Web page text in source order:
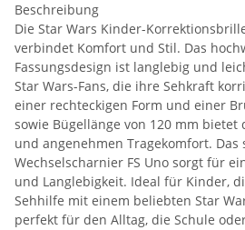
Beschreibung
Die Star Wars Kinder-
verbindet Komfort und Stil. Das
Fassungsdesign ist langlebig und
Star Wars-Fans, die ihre Sehkraft
einer rechteckigen Form und einer
sowie Bügellänge von 120 mm
und angenehmen Tragekomfort. Das
Wechselscharnier FS Uno sorgt für
und Langlebigkeit. Ideal für Kinder,
Sehhilfe mit einem beliebten Star
perfekt für den Alltag, die Schule